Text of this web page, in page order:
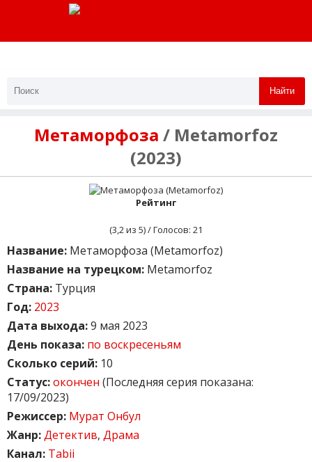
Найти
Метаморфоза / Metamorfoz
(2023)
Рейтинг
(3,2из 5) / Голосов: 21
Название: Метаморфоза (Metamorfoz)
Название на турецком: Metamorfoz
Страна: Турция
Год: 2023
Дата выхода:9 мая 2023
День показа: по воскресеньям
Сколько серий: 10
Статус:окончен (Последняя серия показана:
17/09/2023)
Режиссер: Мурат Онбул
Жанр:Детектив, Драма
Канал: Tabii